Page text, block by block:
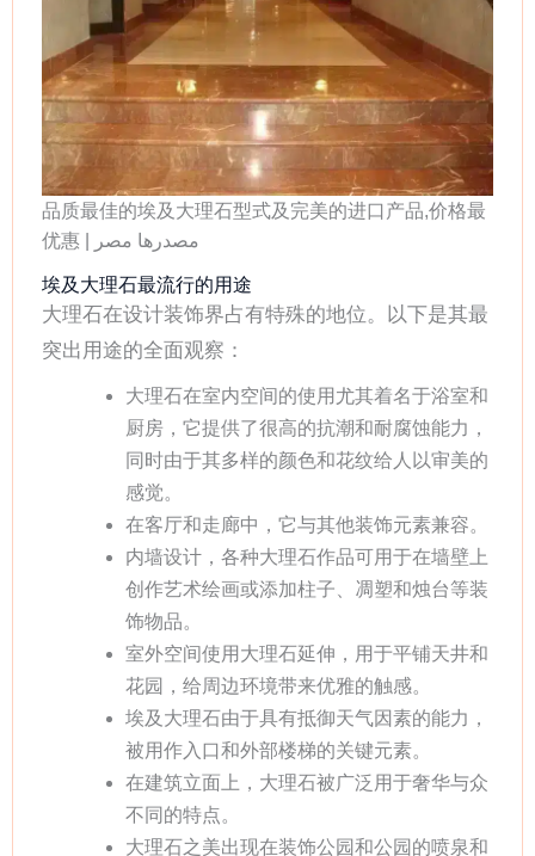
品质最佳的埃及大理石型式及完美的进口产品,价格最
优惠 | مصدرها مصر
埃及大理石最流行的用途
大理石在设计装饰界占有特殊的地位。以下是其最
突出用途的全面观察：
大理石在室内空间的使用尤其着名于浴室和
厨房，它提供了很高的抗潮和耐腐蚀能力，
同时由于其多样的颜色和花纹给人以审美的
感觉。
在客厅和走廊中，它与其他装饰元素兼容。
内墙设计，各种大理石作品可用于在墙壁上
创作艺术绘画或添加柱子、凋塑和烛台等装
饰物品。
室外空间使用大理石延伸，用于平铺天井和
花园，给周边环境带来优雅的触感。
埃及大理石由于具有抵御天气因素的能力，
被用作入口和外部楼梯的关键元素。
在建筑立面上，大理石被广泛用于奢华与众
不同的特点。
大理石之美出现在装饰公园和公园的喷泉和